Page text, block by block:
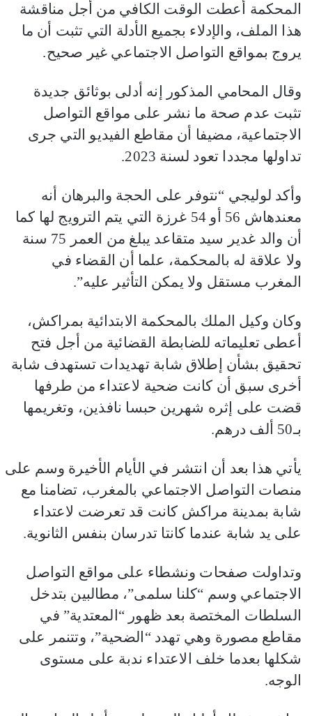
المحكمة أعطت الوقت الكافي من أجل مناقشة
هذا الملف، والإدلاء بجميع الأدلة التي تثبت أن ما
يروج بمواقع التواصل الاجتماعي غير صحيح.
وقال المحامي المذكور إنه أدلى بوثائق جديدة
تثبت عدم صحة ما نشر على مواقع التواصل
الاجتماعية، مضيفا أن مقاطع الفيديو التي جرى
تداولها مجددا تعود لسنة 2023.
وأكد لوليجي “نتوفر على الحجة والبرهان أنه
معندهاش 56 أو 54 غرزة التي يتم الترويج لها كما
أن والد غدير سيد متقاعد يبلغ من العمر 75 سنة
ولا علاقة له بالمحكمة، علما أن القضاء في
المغرب مستقل ولا يمكن التأثير عليه”.
وكان وكيل الملك بالمحكمة الابتدائية بمراكش،
أعطى تعليماته للضابطة القضائية من أجل فتح
تحقيق بشأن إطلاق شابة تهديدات تستهدف شابة
أخرى سبق أن كانت ضحية لاعتداء من طرفها
قضت على إثره شهرين حبسا نافذين، وتغريمها
بـ50 ألف درهم.
يأتي هذا بعد أن انتشر في الأيام الأخيرة وسم على
منصات التواصل الاجتماعي بالمغرب، تضامنا مع
شابة بمدينة مراكش كانت قد تعرضت لاعتداء
على يد شابة عندما كانتا تدرسان بنفس الثانوية.
وتداولت صفحات ونشطاء على مواقع التواصل
الاجتماعي وسم “كلنا سلمى”، مطالبين بتدخل
السلطات المختصة بعد ظهور “المعتدية” في
مقاطع مصورة وهي تهدد “الضحية”، وتتنمر على
شكلها بعدما خلف الاعتداء ندبة على مستوى
الوجه.